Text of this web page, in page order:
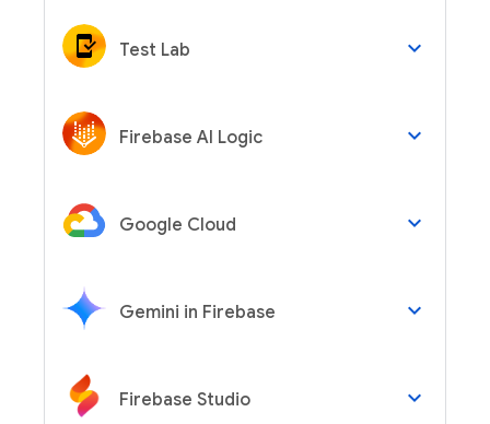
Test Lab keyboard_arrow_down
Firebase AI Logic keyboard_arrow_down
Google Cloud keyboard_arrow_down
Gemini in Firebase keyboard_arrow_down
Firebase Studio keyboard_arrow_down